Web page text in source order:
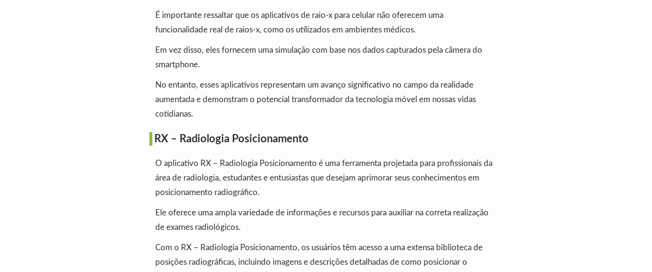
É importante ressaltar que os aplicativos de raio-x para celular não oferecem uma
funcionalidade real de raios-x, como os utilizados em ambientes médicos.
Em vez disso, eles fornecem uma simulação com base nos dados capturados pela câmera do
smartphone.
No entanto, esses aplicativos representam um avanço significativo no campo da realidade
aumentada e demonstram o potencial transformador da tecnologia móvel em nossas vidas
cotidianas.
RX – Radiologia Posicionamento
O aplicativo RX – Radiologia Posicionamento é uma ferramenta projetada para profissionais da
área de radiologia, estudantes e entusiastas que desejam aprimorar seus conhecimentos em
posicionamento radiográfico.
Ele oferece uma ampla variedade de informações e recursos para auxiliar na correta realização
de exames radiológicos.
Com o RX – Radiologia Posicionamento, os usuários têm acesso a uma extensa biblioteca de
posições radiográficas, incluindo imagens e descrições detalhadas de como posicionar o